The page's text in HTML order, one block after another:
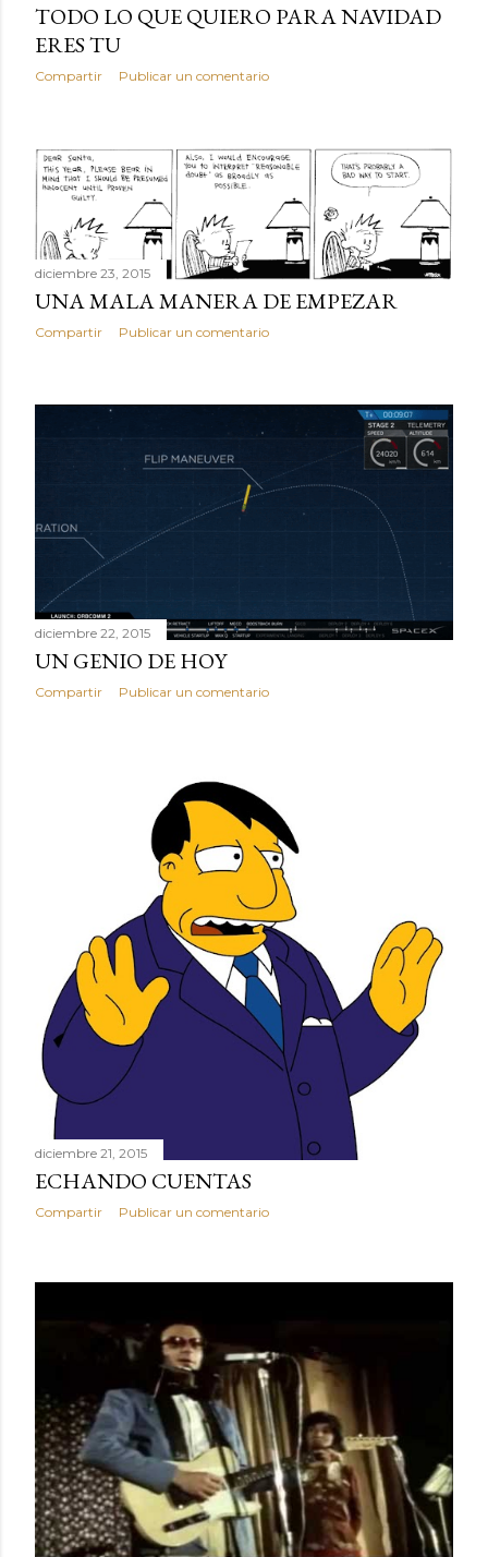
TODO LO QUE QUIERO PARA NAVIDAD
ERES TU
Compartir Publicar un comentario
diciembre 23, 2015
UNA MALA MANERA DE EMPEZAR
Compartir Publicar un comentario
diciembre 22, 2015
UN GENIO DE HOY
Compartir Publicar un comentario
diciembre 21, 2015
ECHANDO CUENTAS
Compartir Publicar un comentario